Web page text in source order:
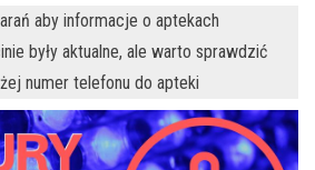
aby informacje o aptekach
były aktualne, ale warto sprawdzić
numer telefonu do apteki